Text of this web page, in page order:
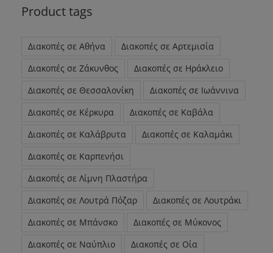
Product tags
Διακοπές σε Αθήνα
Διακοπές σε Αρτεμισία
Διακοπές σε Ζάκυνθος
Διακοπές σε Ηράκλειο
Διακοπές σε Θεσσαλονίκη
Διακοπές σε Ιωάννινα
Διακοπές σε Κέρκυρα
Διακοπές σε Καβάλα
Διακοπές σε Καλάβρυτα
Διακοπές σε Καλαμάκι
Διακοπές σε Καρπενήσι
Διακοπές σε Λίμνη Πλαστήρα
Διακοπές σε Λουτρά Πόζαρ
Διακοπές σε Λουτράκι
Διακοπές σε Μπάνσκο
Διακοπές σε Μύκονος
Διακοπές σε Ναύπλιο
Διακοπές σε Οία